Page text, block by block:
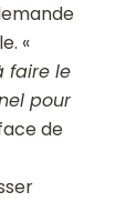
«
faire le
pour
de